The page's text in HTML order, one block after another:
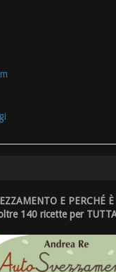
E PERCHÉ È
140 ricette per